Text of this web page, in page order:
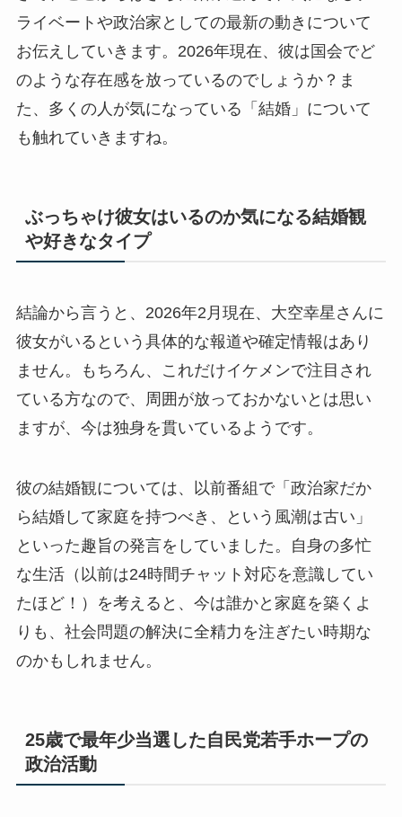
ライベートや政治家としての最新の動きについて
お伝えしていきます。2026年現在、彼は国会でど
のような存在感を放っているのでしょうか？ま
た、多くの人が気になっている「結婚」について
も触れていきますね。
ぶっちゃけ彼女はいるのか気になる結婚観
や好きなタイプ
結論から言うと、2026年2月現在、大空幸星さんに
彼女がいるという具体的な報道や確定情報はあり
ません。もちろん、これだけイケメンで注目され
ている方なので、周囲が放っておかないとは思い
ますが、今は独身を貫いているようです。
彼の結婚観については、以前番組で「政治家だか
ら結婚して家庭を持つべき、という風潮は古い」
といった趣旨の発言をしていました。自身の多忙
な生活（以前は24時間チャット対応を意識してい
たほど！）を考えると、今は誰かと家庭を築くよ
りも、社会問題の解決に全精力を注ぎたい時期な
のかもしれません。
25歳で最年少当選した自民党若手ホープの
政治活動